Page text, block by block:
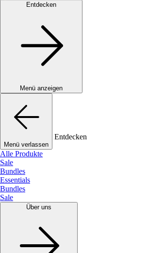
Entdecken
Menü anzeigen
Menü verlassen
Entdecken
Alle Produkte
Sale
Bundles
Essentials
Bundles
Sale
Über uns